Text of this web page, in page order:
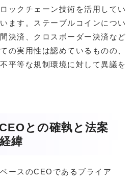
ックチェーン技術を活用してい
ます。ステーブルコインについ
決済、クロスボーダー決済など
の実用性は認めているものの、
平等な規制環境に対して異議を
との確執と法案
緯
ースのCEOであるブライア